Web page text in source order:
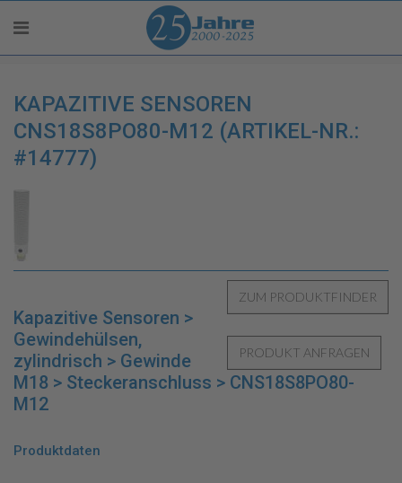
KAPAZITIVE SENSOREN
CNS18S8PO80-M12 (ARTIKEL-NR.:
#14777)
Kapazitive Sensoren >
Gewindehülsen,
zylindrisch > Gewinde
M18 > Steckeranschluss > CNS18S8PO80-
M12
Produktdaten